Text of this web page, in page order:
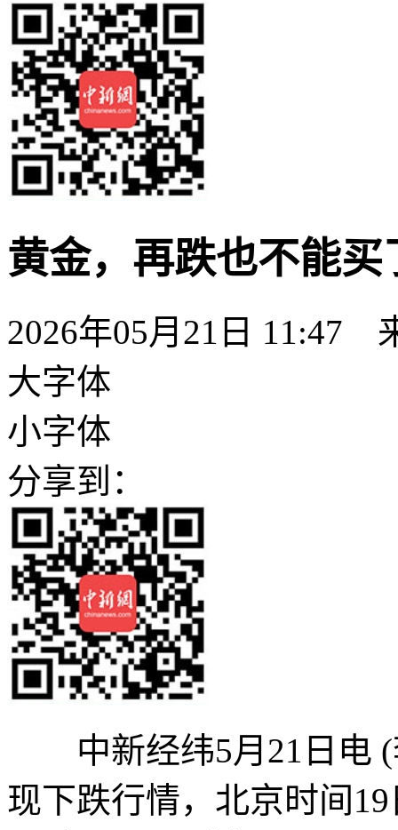
黄金，再跌也不能买
2026年05月21日 11:47
大字体
小字体
分享到：
中新经纬5月21日电 (
现下跌行情，北京时间